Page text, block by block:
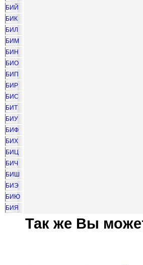
БИЙ
БИК
БИЛ
БИМ
БИН
БИО
БИП
БИР
БИС
БИТ
БИУ
БИФ
БИХ
БИЦ
БИЧ
БИШ
БИЭ
БИЮ
БИЯ
Так же Вы